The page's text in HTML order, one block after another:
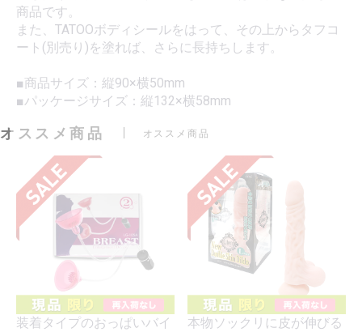
商品です。
また、TATOOボディシールをはって、その上からタフコ
ート(別売り)を塗れば、さらに長持ちします。
■商品サイズ：縦90×横50mm
■パッケージサイズ：縦132×横58mm
オススメ商品 オススメ商品
装着タイプのおっぱいバイ
本物ソックリに皮が伸びる